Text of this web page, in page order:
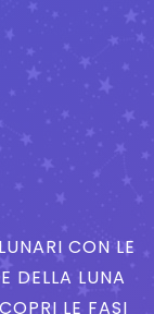
CON LE
DELLA LUNA
LE FASI